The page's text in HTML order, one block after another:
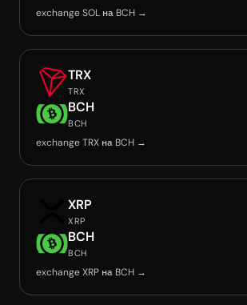
exchange SOL на BCH →
TRX
TRX
BCH
BCH
exchange TRX на BCH →
XRP
XRP
BCH
BCH
exchange XRP на BCH →